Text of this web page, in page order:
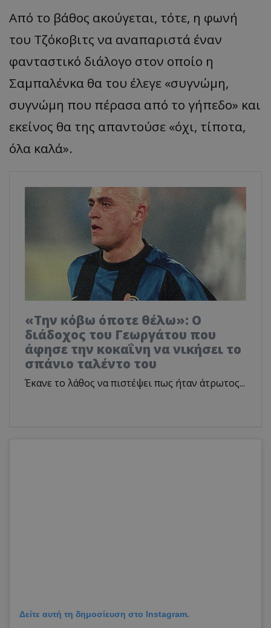
Από το βάθος ακούγεται, τότε, η φωνή
του Τζόκοβιτς να αναπαριστά έναν
φανταστικό διάλογο στον οποίο η
Σαμπαλένκα θα του έλεγε «συγνώμη,
συγνώμη που πέρασα από το γήπεδο» και
εκείνος θα της απαντούσε «όχι, τίποτα,
όλα καλά».
«Την κόβω όποτε θέλω»: Ο
διάδοχος του Γεωργάτου που
άφησε την κοκαΐνη να νικήσει το
σπάνιο ταλέντο του
Έκανε το λάθος να πιστέψει πως ήταν άτρωτος...
Δείτε αυτή τη δημοσίευση στο Instagram.